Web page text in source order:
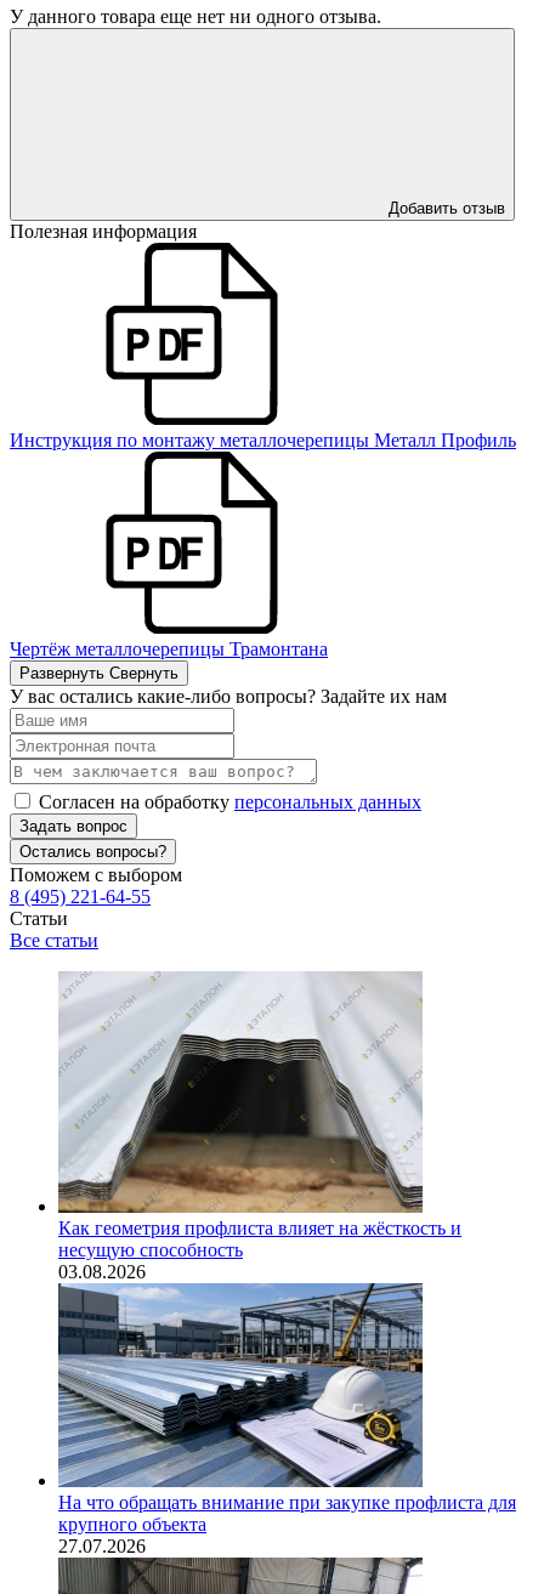
У данного товара еще нет ни одного отзыва.
Добавить отзыв
Полезная информация
Инструкция по монтажу металлочерепицы Металл Профиль
Чертёж металлочерепицы Трамонтана
Развернуть Свернуть
У вас остались какие-либо вопросы? Задайте их нам
Согласен на обработку персональных данных
Задать вопрос
Остались вопросы?
Поможем с выбором
8 (495) 221-64-55
Статьи
Все статьи
Как геометрия профлиста влияет на жёсткость и
несущую способность
03.08.2026
На что обращать внимание при закупке профлиста для
крупного объекта
27.07.2026